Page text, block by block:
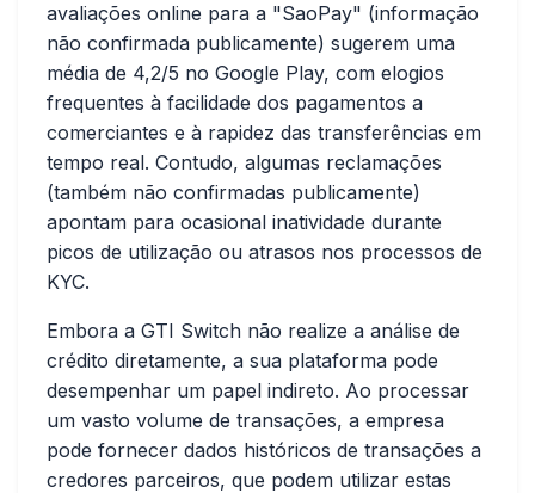
avaliações online para a "SaoPay" (informação
não confirmada publicamente) sugerem uma
média de 4,2/5 no Google Play, com elogios
frequentes à facilidade dos pagamentos a
comerciantes e à rapidez das transferências em
tempo real. Contudo, algumas reclamações
(também não confirmadas publicamente)
apontam para ocasional inatividade durante
picos de utilização ou atrasos nos processos de
KYC.
Embora a GTI Switch não realize a análise de
crédito diretamente, a sua plataforma pode
desempenhar um papel indireto. Ao processar
um vasto volume de transações, a empresa
pode fornecer dados históricos de transações a
credores parceiros, que podem utilizar estas